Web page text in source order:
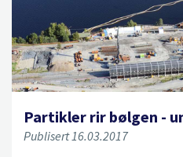
Partikler rir bølgen -
Publisert 16.03.2017